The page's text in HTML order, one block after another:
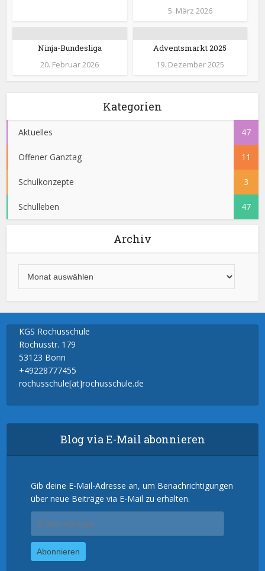
5. März 2026
Ninja-Bundesliga
20. Februar 2026
Adventsmarkt 2025
19. Dezember 2025
Kategorien
Aktuelles 47
Offener Ganztag 11
Schulkonzepte 3
Schulleben 47
Archiv
KGS Rochusschule
Rochusstr. 179
53123 Bonn
+49228777455
rochusschule[at]rochusschule.de
Blog via E-Mail abonnieren
Gib deine E-Mail-Adresse an, um Benachrichtigungen
über neue Beiträge via E-Mail zu erhalten.
Mail-
Adresse
Abonnieren